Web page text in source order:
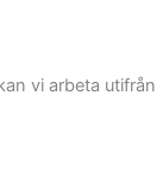
vi arbeta utifrån